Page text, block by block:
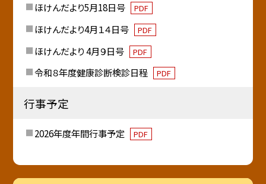
ほけんだより5月18日号
PDF
ほけんだより4月１４日号 PDF
ほけんだより 4月９日号 PDF
令和８年度健康診断検診日程 PDF
行事予定
2026年度年間行事予定 PDF